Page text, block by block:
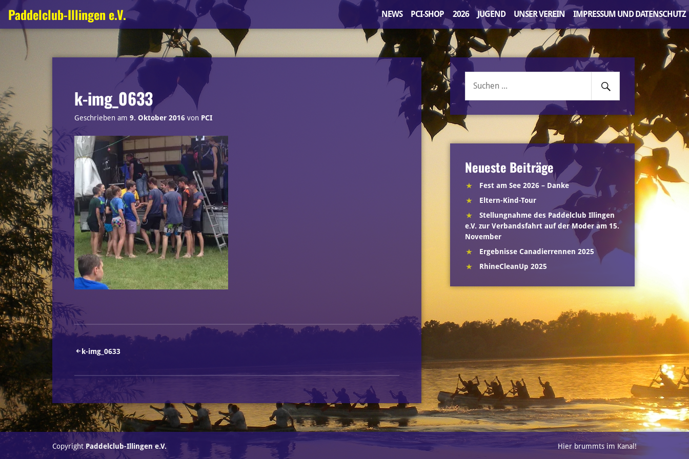
Inhalt
springen
Paddelclub-Illingen e.V. NEWS PCI-SHOP 2026 JUGEND UNSER VEREIN IMPRESSUM UND DATENSCHUTZ
k-img_0633
Geschrieben am9. Oktober 2016 von PCI
Beitragsnavigation
k-img_0633
Suche
Senden
Neueste Beiträge
Fest am See 2026 – Danke
Eltern-Kind-Tour
Stellungnahme des Paddelclub Illingen
e.V. zur Verbandsfahrt auf der Moder am 15.
November
Ergebnisse Canadierrennen 2025
RhineCleanUp 2025
Copyright Paddelclub-Illingen e.V. Hier brummts im Kanal!